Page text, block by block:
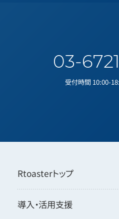
03-
受付時間 10:00-
Rtoasterトップ
導入・活用支援